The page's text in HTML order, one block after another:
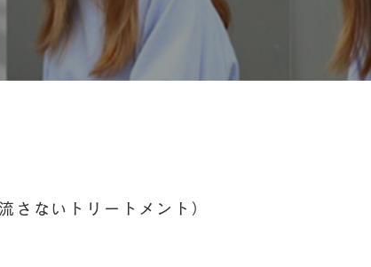
ないトリートメント）